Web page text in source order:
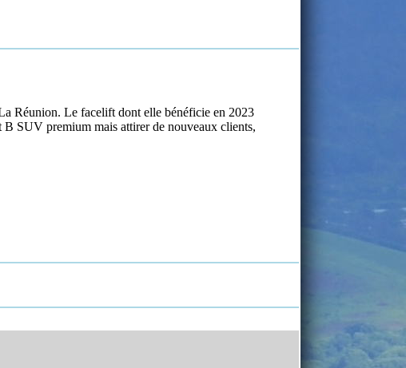
Réunion. Le facelift dont elle bénéficie en 2023
B SUV premium mais attirer de nouveaux clients,